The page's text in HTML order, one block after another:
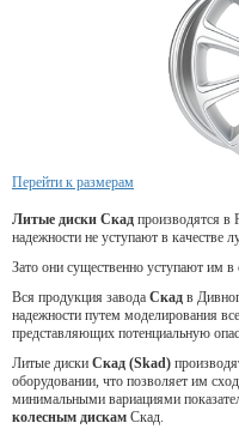
Перейти к размерам
Литые диски Скад производятся в
надежности не уступают в качестве
Зато они существенно уступают им в
Вся продукция завода Скад в
надежности путем моделирования
представляющих потенциальную
Литые диски Скад (Skad)
оборудовании, что позволяет им
минимальными вариациями
колесным дискам Скад.